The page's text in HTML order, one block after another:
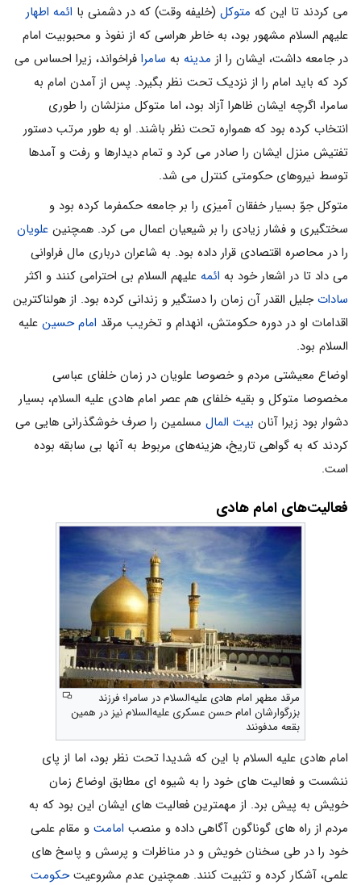
می کردند تا این که متوکل (خلیفه وقت) که در دشمنی با ائمه اطهار
علیهم السلام مشهور بود، به خاطر هراسی که از نفوذ و محبوبیت امام
در جامعه داشت، ایشان را از مدینه به سامرا فراخواند، زیرا احساس می
کرد که باید امام را از نزدیک تحت نظر بگیرد. پس از آمدن امام به
سامرا، اگرچه ایشان ظاهرا آزاد بود، اما متوکل منزلشان را طوری
انتخاب کرده بود که همواره تحت نظر باشند. او به طور مرتب دستور
تفتیش منزل ایشان را صادر می کرد و تمام دیدارها و رفت و آمدها
توسط نیروهای حکومتی کنترل می شد.
متوکل جوّ بسیار خفقان آمیزی را بر جامعه حکمفرما کرده بود و
سختگیری و فشار زیادی را بر شیعیان اعمال می کرد. همچنین علویان
را در محاصره اقتصادی قرار داده بود. به شاعران درباری مال فراوانی
می داد تا در اشعار خود به ائمه علیهم السلام بی احترامی کنند و اکثر
ساداتجلیل القدر آن زمان را دستگیر و زندانی کرده بود. از هولناکترین
اقدامات او در دوره حکومتش، انهدام و تخریب مرقد امام حسین علیه
السلام بود.
اوضاع معیشتی مردم و خصوصا علویان در زمان خلفای عباسی
مخصوصا متوکل و بقیه خلفای هم عصر امام هادی علیه السلام، بسیار
دشوار بود زیرا آنان بیت المال مسلمین را صرف خوشگذرانی هایی می
کردند که به گواهی تاریخ، هزینه‌های مربوط به آنها بی سابقه بوده
است.
فعالیت‌های امام هادی
مرقد مطهر امام هادی علیه‌السلام در سامرا؛ فرزند
بزرگوارشان امام حسن عسکری علیه‌السلام نیز در همین
بقعه مدفونند
امام هادی علیه السلام با این که شدیدا تحت نظر بود، اما از پای
ننشست و فعالیت های خود را به شیوه ای مطابق اوضاع زمان
خویش به پیش برد. از مهمترین فعالیت های ایشان این بود که به
مردم از راه های گوناگون آگاهی داده و منصب امامت و مقام علمی
خود را در طی سخنان خویش و در مناظرات و پرسش و پاسخ های
علمی، آشکار کرده و تثبیت کنند. همچنین عدم مشروعیتحکومت